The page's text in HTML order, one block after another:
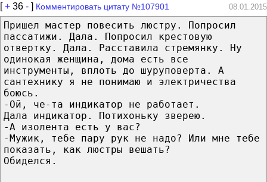
[+ 36 - ] Комментировать цитату №107901 08.01.2015
Пришел мастер повесить люстру. Попросил
пассатижи. Дала. Попросил крестовую
отвертку. Дала. Расставила стремянку. Ну
одинокая женщина, дома есть все
инструменты, вплоть до шуруповерта. А
сантехнику я не понимаю и электричества
боюсь.
-Ой, че-та индикатор не работает.
Дала индикатор. Потихоньку зверею.
-А изолента есть у вас?
-Мужик, тебе пару рук не надо? Или мне тебе
показать, как люстры вешать?
Обиделся.